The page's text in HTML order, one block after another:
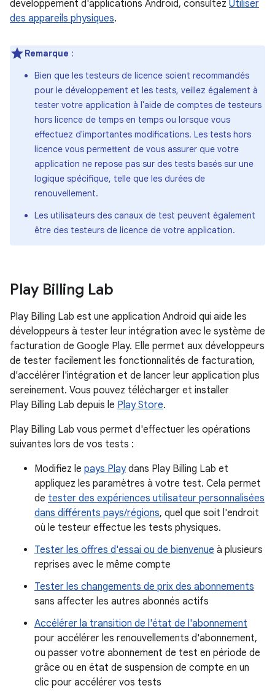
développement d'applications Android, consultez Utiliser
des appareils physiques.
Remarque :
Bien que les testeurs de licence soient recommandés
pour le développement et les tests, veillez également à
tester votre application à l'aide de comptes de testeurs
hors licence de temps en temps ou lorsque vous
effectuez d'importantes modifications. Les tests hors
licence vous permettent de vous assurer que votre
application ne repose pas sur des tests basés sur une
logique spécifique, telle que les durées de
renouvellement.
Les utilisateurs des canaux de test peuvent également
être des testeurs de licence de votre application.
Play Billing Lab
Play Billing Lab est une application Android qui aide les
développeurs à tester leur intégration avec le système de
facturation de Google Play. Elle permet aux développeurs
de tester facilement les fonctionnalités de facturation,
d'accélérer l'intégration et de lancer leur application plus
sereinement. Vous pouvez télécharger et installer
Play Billing Lab depuis le Play Store.
Play Billing Lab vous permet d'effectuer les opérations
suivantes lors de vos tests :
Modifiez le pays Playdans Play Billing Lab et
appliquez les paramètres à votre test. Cela permet
de tester des expériences utilisateur personnalisées
dans différents pays/régions, quel que soit l'endroit
où le testeur effectue les tests physiques.
Tester les offres d'essai ou de bienvenue à plusieurs
reprises avec le même compte
Tester les changements de prix des abonnements
sans affecter les autres abonnés actifs
Accélérer la transition de l'état de l'abonnement
pour accélérer les renouvellements d'abonnement,
ou passer votre abonnement de test en période de
grâce ou en état de suspension de compte en un
clic pour accélérer vos tests